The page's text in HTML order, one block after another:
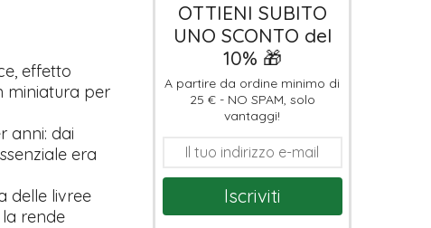
effetto
miniatura per
anni: dai
era
delle livree
la rende
OTTIENI SUBITO
UNO SCONTO del
10% 🎁
A partire da ordine minimo di
25 € - NO SPAM, solo
vantaggi!
Iscriviti